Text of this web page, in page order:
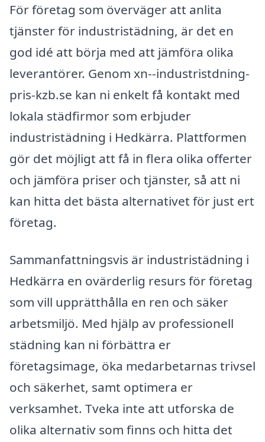
För företag som överväger att anlita
tjänster för industristädning, är det en
god idé att börja med att jämföra olika
leverantörer. Genom xn--industristdning-
pris-kzb.se kan ni enkelt få kontakt med
lokala städfirmor som erbjuder
industristädning i Hedkärra. Plattformen
gör det möjligt att få in flera olika offerter
och jämföra priser och tjänster, så att ni
kan hitta det bästa alternativet för just ert
företag.
Sammanfattningsvis är industristädning i
Hedkärra en ovärderlig resurs för företag
som vill upprätthålla en ren och säker
arbetsmiljö. Med hjälp av professionell
städning kan ni förbättra er
företagsimage, öka medarbetarnas trivsel
och säkerhet, samt optimera er
verksamhet. Tveka inte att utforska de
olika alternativ som finns och hitta det